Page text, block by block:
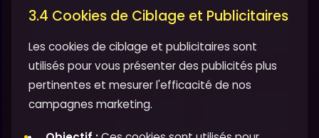
3.4 Cookies de Ciblage et Publicitaires
Les cookies de ciblage et publicitaires sont
utilisés pour vous présenter des publicités plus
pertinentes et mesurer l'efficacité de nos
campagnes marketing.